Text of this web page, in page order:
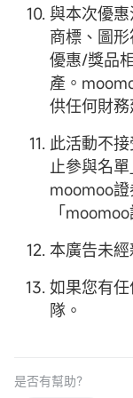
與本次優
商標、圖
優惠/獎品
產。
供任何財務
此活動不
止參與名
moomoo
「
本廣告未
如果您有
隊。
是否有幫助？